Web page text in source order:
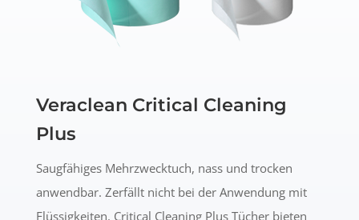
Veraclean Critical Cleaning
Plus
Saugfähiges Mehrzwecktuch, nass und trocken
anwendbar. Zerfällt nicht bei der Anwendung mit
Flüssigkeiten. Critical Cleaning Plus Tücher bieten